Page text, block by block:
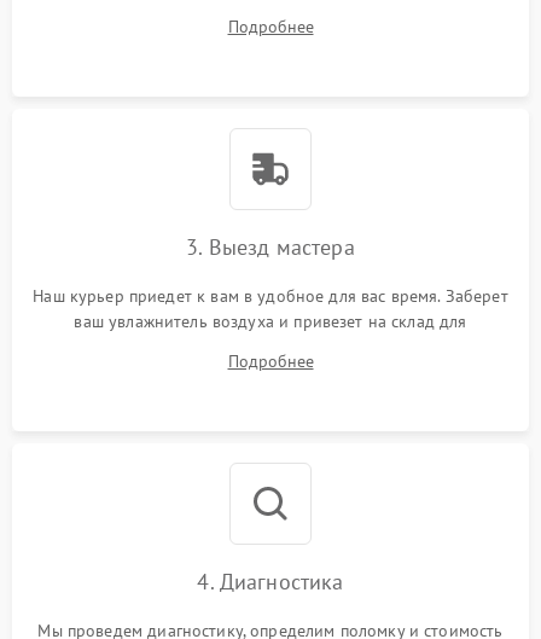
Подробнее
3. Выезд мастера
Наш курьер приедет к вам в удобное для вас время. Заберет
ваш увлажнитель воздуха и привезет на склад для
Подробнее
4. Диагностика
Мы проведем диагностику, определим поломку и стоимость